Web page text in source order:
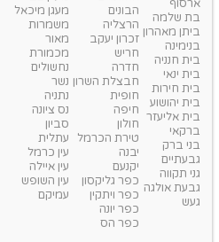
ארסוף
בת שלמה
ביתן מאהרון
בנימינה
בית חנניה
בית ינאי
בית חירות
בית יהושוע
בית אליעזר
ברקאי
בני ברק
גבעתיים
גני תקווה
גבעת אולגה
געש
הבונים
הרצליה
זכרון יעקב
חריש
חדרה
חבצלת השרון
חופית
חיפה
חולון
טירת הכרמל
יבנה
יקנעם
כפר גליקסון
כפר ויתקין
כפר יונה
כפר הס
מעגן מיכאל
משמרות
מאור
מכמורת
נחשולים
נשר
נתניה
נס ציונה
סביון
עתלית
עין כרמל
עין איילה
עין השופש
עמיקם